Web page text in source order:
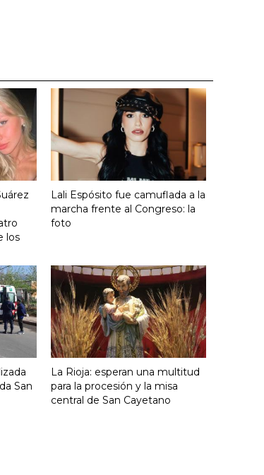
los
Lali Espósito fue camuflada a la
marcha frente al Congreso: la
foto
San
La Rioja: esperan una multitud
para la procesión y la misa
central de San Cayetano